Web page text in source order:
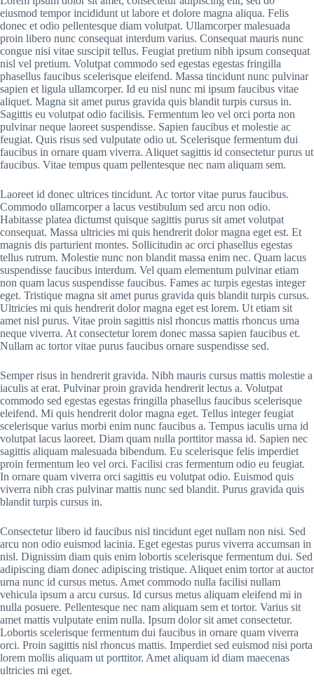
eiusmod tempor incididunt ut labore et dolore magna aliqua. Felis
donec et odio pellentesque diam volutpat. Ullamcorper malesuada
proin libero nunc consequat interdum varius. Consequat mauris nunc
congue nisi vitae suscipit tellus. Feugiat pretium nibh ipsum consequat
nisl vel pretium. Volutpat commodo sed egestas egestas fringilla
phasellus faucibus scelerisque eleifend. Massa tincidunt nunc pulvinar
sapien et ligula ullamcorper. Id eu nisl nunc mi ipsum faucibus vitae
aliquet. Magna sit amet purus gravida quis blandit turpis cursus in.
Sagittis eu volutpat odio facilisis. Fermentum leo vel orci porta non
pulvinar neque laoreet suspendisse. Sapien faucibus et molestie ac
feugiat. Quis risus sed vulputate odio ut. Scelerisque fermentum dui
faucibus in ornare quam viverra. Aliquet sagittis id consectetur purus ut
faucibus. Vitae tempus quam pellentesque nec nam aliquam sem.
Laoreet id donec ultrices tincidunt. Ac tortor vitae purus faucibus.
Commodo ullamcorper a lacus vestibulum sed arcu non odio.
Habitasse platea dictumst quisque sagittis purus sit amet volutpat
consequat. Massa ultricies mi quis hendrerit dolor magna eget est. Et
magnis dis parturient montes. Sollicitudin ac orci phasellus egestas
tellus rutrum. Molestie nunc non blandit massa enim nec. Quam lacus
suspendisse faucibus interdum. Vel quam elementum pulvinar etiam
non quam lacus suspendisse faucibus. Fames ac turpis egestas integer
eget. Tristique magna sit amet purus gravida quis blandit turpis cursus.
Ultricies mi quis hendrerit dolor magna eget est lorem. Ut etiam sit
amet nisl purus. Vitae proin sagittis nisl rhoncus mattis rhoncus urna
neque viverra. At consectetur lorem donec massa sapien faucibus et.
Nullam ac tortor vitae purus faucibus ornare suspendisse sed.
Semper risus in hendrerit gravida. Nibh mauris cursus mattis molestie a
iaculis at erat. Pulvinar proin gravida hendrerit lectus a. Volutpat
commodo sed egestas egestas fringilla phasellus faucibus scelerisque
eleifend. Mi quis hendrerit dolor magna eget. Tellus integer feugiat
scelerisque varius morbi enim nunc faucibus a. Tempus iaculis urna id
volutpat lacus laoreet. Diam quam nulla porttitor massa id. Sapien nec
sagittis aliquam malesuada bibendum. Eu scelerisque felis imperdiet
proin fermentum leo vel orci. Facilisi cras fermentum odio eu feugiat.
In ornare quam viverra orci sagittis eu volutpat odio. Euismod quis
viverra nibh cras pulvinar mattis nunc sed blandit. Purus gravida quis
blandit turpis cursus in.
Consectetur libero id faucibus nisl tincidunt eget nullam non nisi. Sed
arcu non odio euismod lacinia. Eget egestas purus viverra accumsan in
nisl. Dignissim diam quis enim lobortis scelerisque fermentum dui. Sed
adipiscing diam donec adipiscing tristique. Aliquet enim tortor at auctor
urna nunc id cursus metus. Amet commodo nulla facilisi nullam
vehicula ipsum a arcu cursus. Id cursus metus aliquam eleifend mi in
nulla posuere. Pellentesque nec nam aliquam sem et tortor. Varius sit
amet mattis vulputate enim nulla. Ipsum dolor sit amet consectetur.
Lobortis scelerisque fermentum dui faucibus in ornare quam viverra
orci. Proin sagittis nisl rhoncus mattis. Imperdiet sed euismod nisi porta
lorem mollis aliquam ut porttitor. Amet aliquam id diam maecenas
ultricies mi eget.